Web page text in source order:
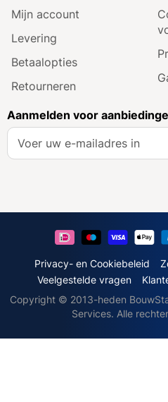
Mijn account
Levering
Betaalopties
Retourneren
Aanmelden voor
A
e
o
z
Privacy- en Cookiebeleid
Veelgestelde vragen
Copyright © 2013-heden
Services. Alle